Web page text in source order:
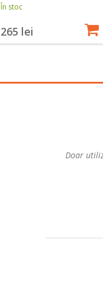
În stoc
265 lei
Doar